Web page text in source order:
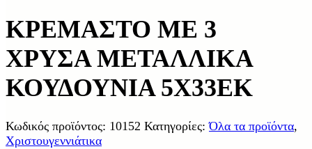
ΚΡΕΜΑΣΤΟ ΜΕ 3
ΧΡΥΣΑ ΜΕΤΑΛΛΙΚΑ
ΚΟΥΔΟΥΝΙΑ 5Χ33ΕΚ
Κωδικός προϊόντος: 10152 Κατηγορίες:Όλα τα προϊόντα,
Χριστουγεννιάτικα